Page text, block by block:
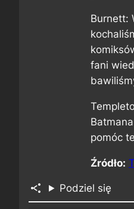
Burnett:
fani
pomóc
Źródło:
Podziel się